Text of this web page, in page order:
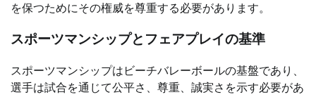
を保つためにその権威を尊重する必要があります。
スポーツマンシップとフェアプレイの基準
スポーツマンシップはビーチバレーボールの基盤であり、
選手は試合を通じて公平さ、尊重、誠実さを示す必要があ